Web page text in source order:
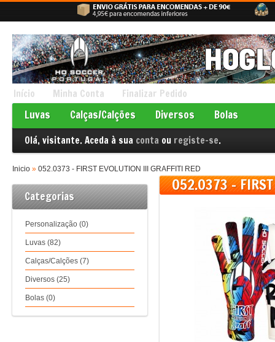
Início Minha Conta Finalizar Pedido
Luvas Calças/Calções Diversos Bolas
Olá, visitante. Aceda à sua conta ou registe-se.
Inicio » 052.0373 - FIRST EVOLUTION III GRAFFITI RED
Categorias
Personalização (0)
Luvas (82)
Calças/Calções (7)
Diversos (25)
Bolas (0)
052.0373 - FIRST